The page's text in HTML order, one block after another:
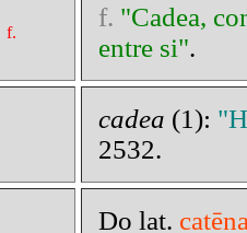
f.
f. "Cadea,
entre si".
cadea (1):
2532.
Do lat.